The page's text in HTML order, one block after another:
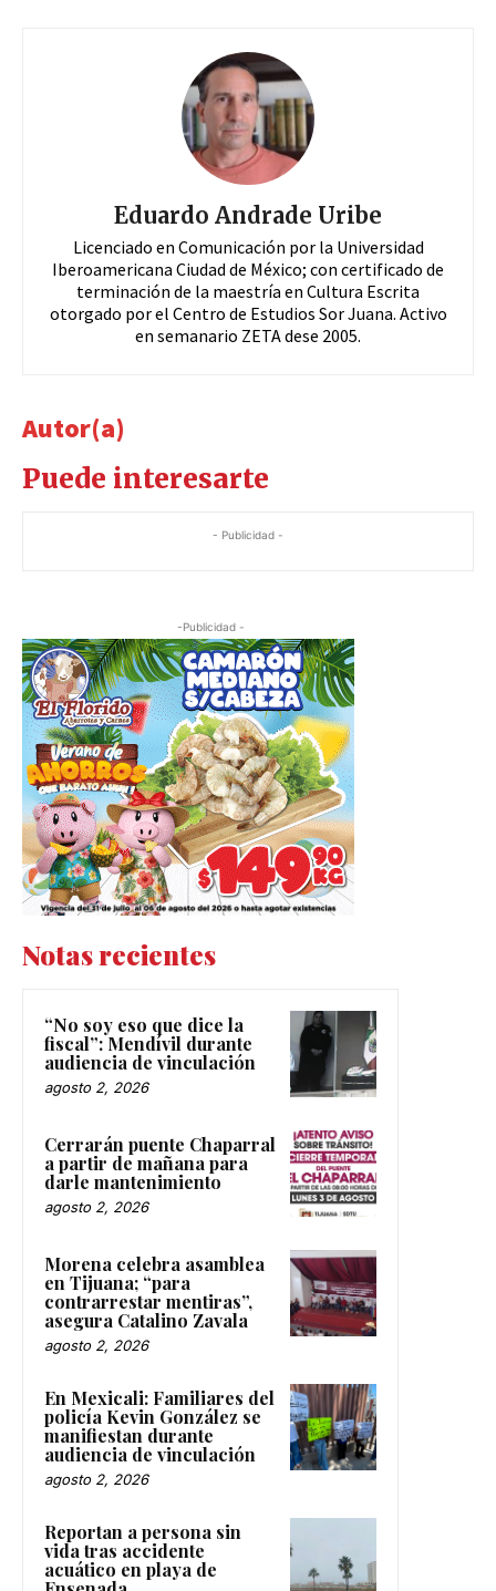
Eduardo Andrade Uribe
Licenciado en Comunicación por la Universidad
Iberoamericana Ciudad de México; con certificado de
terminación de la maestría en Cultura Escrita
otorgado por el Centro de Estudios Sor Juana. Activo
en semanario ZETA dese 2005.
Autor(a)
Puede interesarte
- Publicidad -
-Publicidad -
Notas recientes
“No soy eso que dice la
fiscal”: Mendívil durante
audiencia de vinculación
agosto 2, 2026
Cerrarán puente Chaparral
a partir de mañana para
darle mantenimiento
agosto 2, 2026
Morena celebra asamblea
en Tijuana; “para
contrarrestar mentiras”,
asegura Catalino Zavala
agosto 2, 2026
En Mexicali: Familiares del
policía Kevin González se
manifiestan durante
audiencia de vinculación
agosto 2, 2026
Reportan a persona sin
vida tras accidente
acuático en playa de